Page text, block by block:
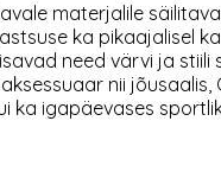
materjalile
ka pikaajalisel
need värvi ja stiili
nii jõusaalis,
ka igapäevases